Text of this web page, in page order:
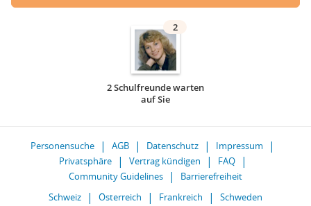
2
2 Schulfreunde warten
auf Sie
Personensuche AGB Datenschutz
Impressum
Privatsphäre
Vertrag kündigen
FAQ
Community Guidelines
Barrierefreiheit
Schweiz
Österreich Frankreich Schweden